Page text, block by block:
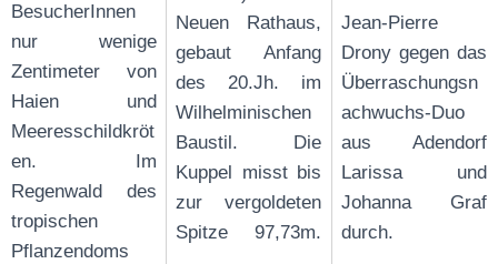
BesucherInnen
nur wenige
Zentimeter von
Haien und
Meeresschildkröt
en. Im
Regenwald des
tropischen
Pflanzendoms
Neuen Rathaus,
gebaut Anfang
des 20.Jh. im
Wilhelminischen
Baustil. Die
Kuppel misst bis
zur vergoldeten
Spitze 97,73m.
Jean-Pierre
Drony gegen das
Überraschungsn
achwuchs-Duo
aus Adendorf
Larissa und
Johanna Graf
durch.